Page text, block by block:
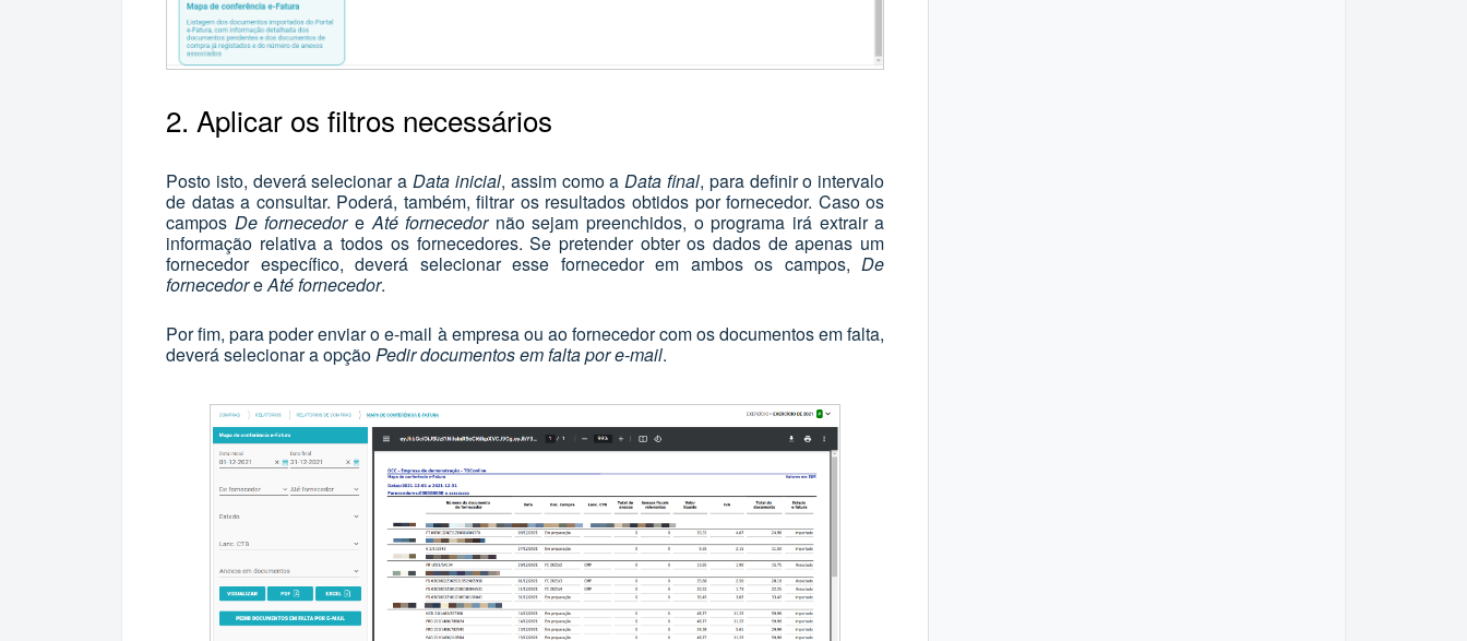
2. Aplicar os filtros necessários
Posto isto, deverá selecionar aData inicial, assim como aData final, para definir o intervalo
de datas a consultar. Poderá, também, filtrar os resultados obtidos por fornecedor. Caso os
campos De fornecedoreAté fornecedornão sejam preenchidos, o programa irá extrair a
informação relativa a todos os fornecedores. Se pretender obter os dados de apenas um
fornecedor específico, deverá selecionar esse fornecedor em ambos os campos,De
fornecedoreAté fornecedor.
Por fim, para poder enviar o e-mail à empresa ou ao fornecedor com os documentos em falta,
deverá selecionar a opçãoPedir documentos em falta por e-mail.